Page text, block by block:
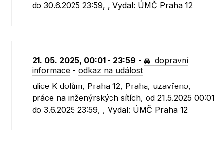
do 30.6.2025 23:59, , Vydal: ÚMČ Praha 12
21. 05. 2025, 00:01 - 23:59 -
dopravní
informace -odkaz na událost
ulice K dolům, Praha 12, Praha, uzavřeno,
práce na inženýrských sítích, od 21.5.2025 00:01
do 3.6.2025 23:59, , Vydal: ÚMČ Praha 12